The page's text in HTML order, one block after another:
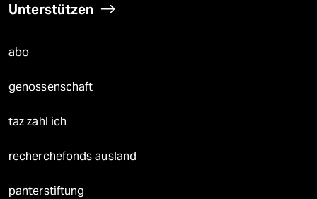
Unterstützen
abo
genossenschaft
taz zahl ich
recherchefonds ausland
panterstiftung